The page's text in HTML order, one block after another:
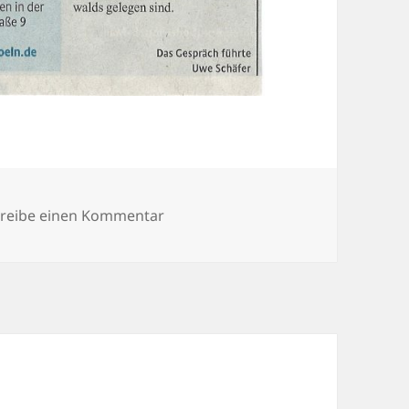
einen Kommentarzu Kira Himstedt KStA 2018-08-21